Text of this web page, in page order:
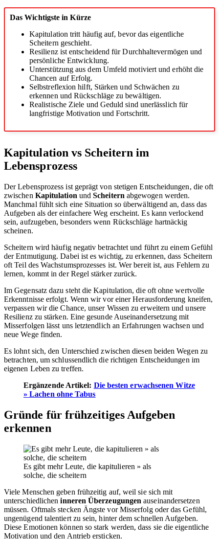
Das Wichtigste in Kürze
Kapitulation tritt häufig auf, bevor das eigentliche
Scheitern geschieht.
Resilienz ist entscheidend für Durchhaltevermögen und
persönliche Entwicklung.
Unterstützung aus dem Umfeld motiviert und erhöht die
Chancen auf Erfolg.
Selbstreflexion hilft, Stärken und Schwächen zu
erkennen und Rückschläge zu bewältigen.
Realistische Ziele und Geduld sind unerlässlich für
langfristige Motivation und Fortschritt.
Kapitulation vs Scheitern im
Lebensprozess
Der Lebensprozess ist geprägt von stetigen Entscheidungen, die oft
zwischen Kapitulation undScheitern abgewogen werden.
Manchmal fühlt sich eine Situation so überwältigend an, dass das
Aufgeben als der einfachere Weg erscheint. Es kann verlockend
sein, aufzugeben, besonders wenn Rückschläge hartnäckig
scheinen.
Scheitern wird häufig negativ betrachtet und führt zu einem Gefühl
der Entmutigung. Dabei ist es wichtig, zu erkennen, dass Scheitern
oft Teil des Wachstumsprozesses ist. Wer bereit ist, aus Fehlern zu
lernen, kommt in der Regel stärker zurück.
Im Gegensatz dazu steht die Kapitulation, die oft ohne wertvolle
Erkenntnisse erfolgt. Wenn wir vor einer Herausforderung kneifen,
verpassen wir die Chance, unser Wissen zu erweitern und unsere
Resilienz zu stärken. Eine gesunde Auseinandersetzung mit
Misserfolgen lässt uns letztendlich an Erfahrungen wachsen und
neue Wege finden.
Es lohnt sich, den Unterschied zwischen diesen beiden Wegen zu
betrachten, um schlussendlich die richtigen Entscheidungen im
eigenen Leben zu treffen.
Ergänzende Artikel: Die besten erwachsenen Witze
» Lachen ohne Tabus
Gründe für frühzeitiges Aufgeben
erkennen
Es gibt mehr Leute, die kapitulieren » als
solche, die scheitern
Viele Menschen geben frühzeitig auf, weil sie sich mit
unterschiedlicheninneren Überzeugungen auseinandersetzen
müssen. Oftmals stecken Ängste vor Misserfolg oder das Gefühl,
ungenügend talentiert zu sein, hinter dem schnellen Aufgeben.
Diese Emotionen können so stark werden, dass sie die eigentliche
Motivation und den Antrieb ersticken.